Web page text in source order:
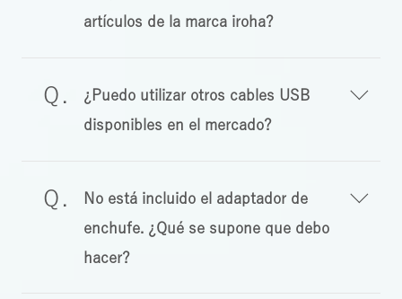
artículos de la marca iroha?
¿Puedo utilizar otros cables USB
disponibles en el mercado?
No está incluido el adaptador de
enchufe. ¿Qué se supone que debo
hacer?